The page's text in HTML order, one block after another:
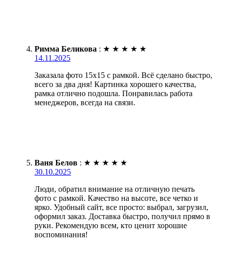
Римма Беликова : ★ ★ ★ ★ ★
14.11.2025
Заказала фото 15х15 с рамкой. Всё сделано быстро,
всего за два дня! Картинка хорошего качества,
рамка отлично подошла. Понравилась работа
менеджеров, всегда на связи.
Ваня Белов : ★ ★ ★ ★ ★
30.10.2025
Люди, обратил внимание на отличную печать
фото с рамкой. Качество на высоте, все четко и
ярко. Удобный сайт, все просто: выбрал, загрузил,
оформил заказ. Доставка быстро, получил прямо в
руки. Рекомендую всем, кто ценит хорошие
воспоминания!